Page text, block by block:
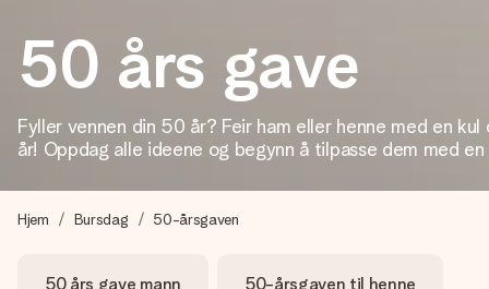
4,5 (basert på +15 000 anmeldelser)
Gavene våre inspirerer. Kundene gir oss 4,5 på Google
Lag noe unikt med bare noen få steg - med hennes navn, et
øyeblikket.
50 års gave
Fyller vennen din 50 år? Feir ham eller henne med en
år! Oppdag alle ideene og begynn å tilpasse dem med en
Hjem Bursdag 50-årsgaven
50 års gave mann 50-årsgaven til henne